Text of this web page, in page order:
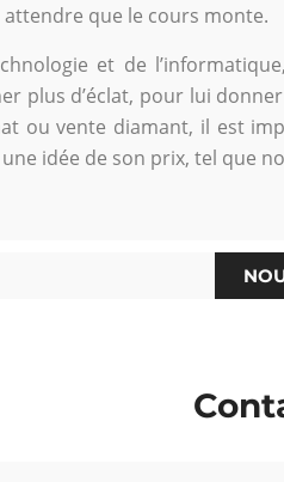
que le cours monte.
et de
plus d’éclat, pour lui
ou vente diamant, il est
idée de son prix, tel que